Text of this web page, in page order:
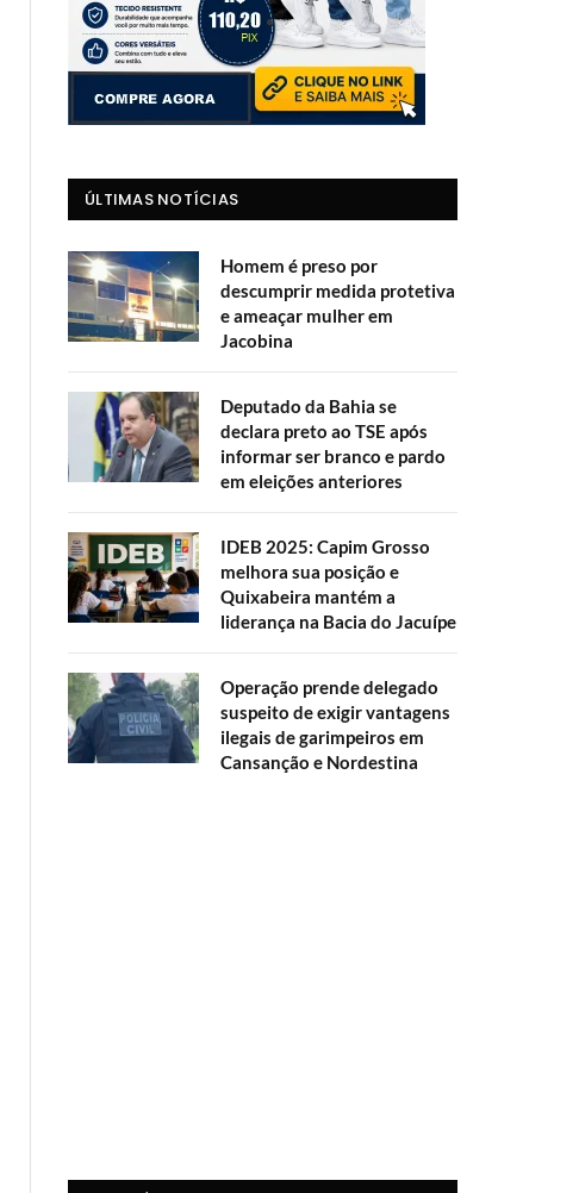
ÚLTIMAS NOTÍCIAS
Homem é preso por
descumprir medida protetiva
e ameaçar mulher em
Jacobina
Deputado da Bahia se
declara preto ao TSE após
informar ser branco e pardo
em eleições anteriores
IDEB 2025: Capim Grosso
melhora sua posição e
Quixabeira mantém a
liderança na Bacia do Jacuípe
Operação prende delegado
suspeito de exigir vantagens
ilegais de garimpeiros em
Cansanção e Nordestina